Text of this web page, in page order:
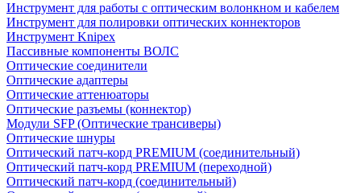
Инструмент для работы с оптическим волонкном и кабелем
Инструмент для полировки оптических коннекторов
Инструмент Knipex
Пассивные компоненты ВОЛС
Оптические соединители
Оптические адаптеры
Оптические аттенюаторы
Оптические разъемы (коннектор)
Модули SFP (Оптические трансиверы)
Оптические шнуры
Оптический патч-корд PREMIUM (соединительный)
Оптический патч-корд PREMIUM (переходной)
Оптический патч-корд (соединительный)